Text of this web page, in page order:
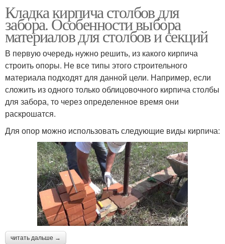
Кладка кирпича столбов для
забора. Особенности выбора
материалов для столбов и секций
В первую очередь нужно решить, из какого кирпича
строить опоры. Не все типы этого строительного
материала подходят для данной цели. Например, если
сложить из одного только облицовочного кирпича столбы
для забора, то через определенное время они
раскрошатся.
Для опор можно использовать следующие виды кирпича:
читать дальше →